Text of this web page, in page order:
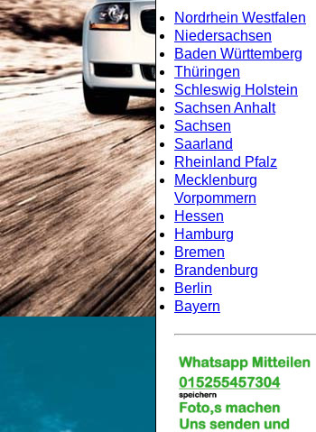
Nordrhein Westfalen
Niedersachsen
Baden Württemberg
Thüringen
Schleswig Holstein
Sachsen Anhalt
Sachsen
Saarland
Rheinland Pfalz
Mecklenburg
Vorpommern
Hessen
Hamburg
Bremen
Brandenburg
Berlin
Bayern